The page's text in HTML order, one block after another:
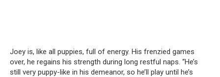
Joey is, like all puppies, full of energy. His frenzied games
over, he regains his strength during long restful naps. “He’s
still very puppy-like in his demeanor, so he’ll play until he’s